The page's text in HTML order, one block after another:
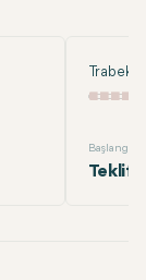
Başlangıç
Teklif